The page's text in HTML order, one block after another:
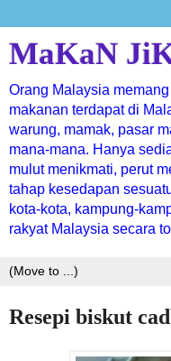
MaKaN
Orang Malaysia
makanan terdapat di
warung, mamak, pasar
mana-mana. Hanya
mulut menikmati, perut
tahap kesedapan
kota-kota, kampung-
rakyat Malaysia secara
Resepi biskut